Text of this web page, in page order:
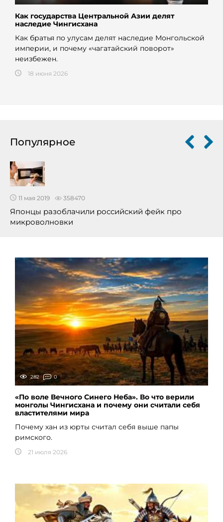
Как государства Центральной Азии делят
наследие Чингисхана
Как братья по улусам делят наследие Монгольской
империи, и почему «чагатайский поворот»
неизбежен.
18 июня 2026
Популярное
11 мая 2019 358470
Японцы разоблачили российский фейк про
микроволновки
282 0
«По воле Вечного Синего Неба». Во что верили
монголы Чингисхана и почему они считали себя
властителями мира
Почему хан из юрты считал себя выше папы
римского.
21 июля 2026